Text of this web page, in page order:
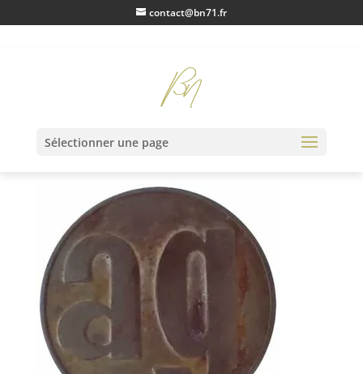
contact@bn71.fr
Sélectionner une page
IMG20230123095741